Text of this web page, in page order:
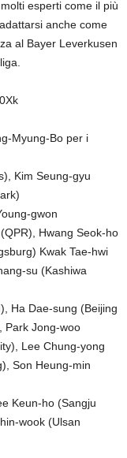
molti esperti come il più
anche come
al Bayer Leverkusen
Myung-Bo per i
Kim Seung-gyu
gwon
Hwang Seok-ho
Kwak Tae-hwi
su (Kashiwa
Ha Dae-sung (Beijing
Park Jong-woo
Lee Chung-yong
Son Heung-min
Keun-ho (Sangju
wook (Ulsan